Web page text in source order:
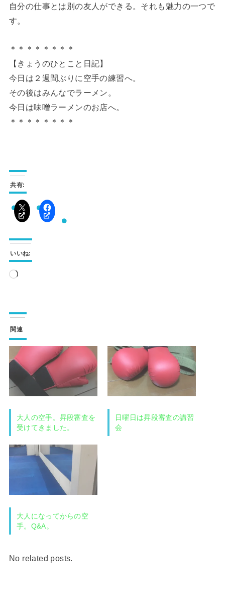
自分の仕事とは別の友人ができる。それも魅力の一つで
す。
＊＊＊＊＊＊＊＊
【きょうのひとこと日記】
今日は２週間ぶりに空手の練習へ。
その後はみんなでラーメン。
今日は味噌ラーメンのお店へ。
＊＊＊＊＊＊＊＊
共有:
いいね:
読
中…
関連
大人の空手。昇段審査を
受けてきました。
日曜日は昇段審査の講習
会
大人になってからの空
手。Q&A。
No related posts.